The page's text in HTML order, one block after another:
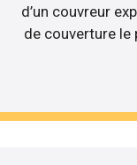
d’un couvreur
de couverture le